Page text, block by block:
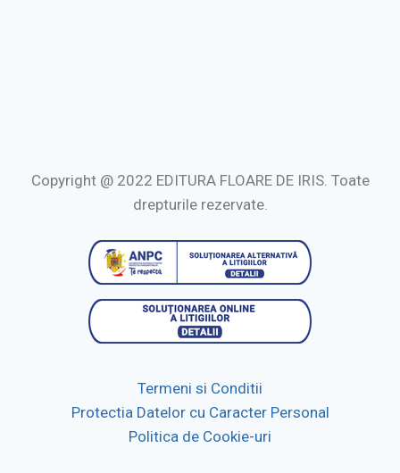
Copyright @ 2022 EDITURA FLOARE DE IRIS. Toate
drepturile rezervate.
Termeni si Conditii
Protectia Datelor cu Caracter Personal
Politica de Cookie-uri